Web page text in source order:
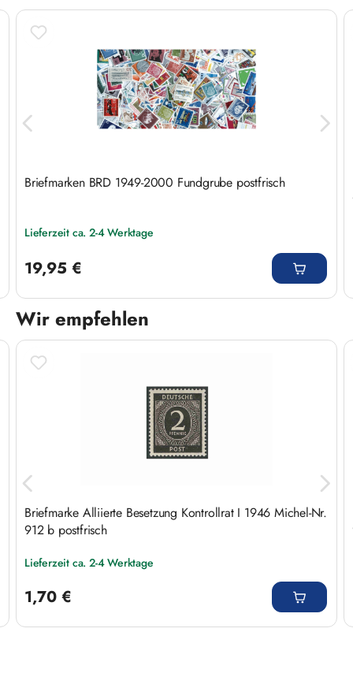
Briefmarken BRD 1949-2000 Fundgrube postfrisch
Lieferzeit ca. 2-4 Werktage
19,95 €
Wir empfehlen
Produktgalerie überspringen
Briefmarke Alliierte Besetzung Kontrollrat I 1946 Michel-Nr.
912 b postfrisch
Lieferzeit ca. 2-4 Werktage
1,70 €